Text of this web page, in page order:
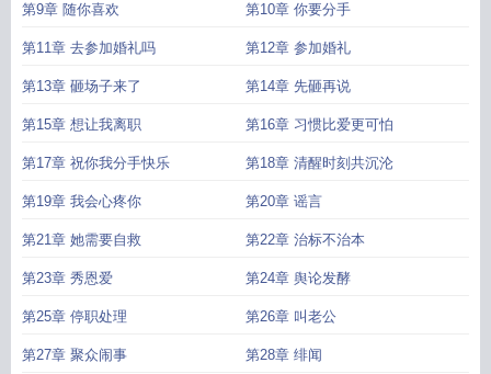
第9章 随你喜欢 第10章 你要分手
第11章 去参加婚礼吗 第12章 参加婚礼
第13章 砸场子来了 第14章 先砸再说
第15章 想让我离职 第16章 习惯比爱更可怕
第17章 祝你我分手快乐 第18章 清醒时刻共沉沦
第19章 我会心疼你 第20章 谣言
第21章 她需要自救 第22章 治标不治本
第23章 秀恩爱 第24章 舆论发酵
第25章 停职处理 第26章 叫老公
第27章 聚众闹事 第28章 绯闻